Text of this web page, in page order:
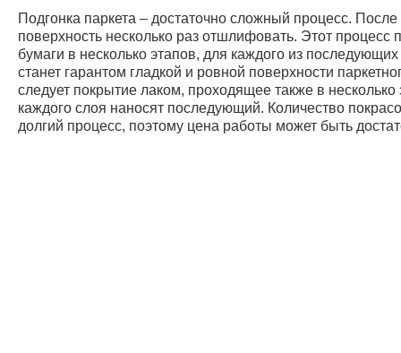
Подгонка паркета – достаточно сложный процесс.
поверхность несколько раз отшлифовать. Этот
бумаги в несколько этапов, для каждого из
станет гарантом гладкой и ровной поверхности
следует покрытие лаком, проходящее также в
каждого слоя наносят последующий. Количество
долгий процесс, поэтому цена работы может быть